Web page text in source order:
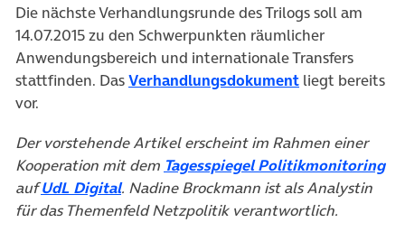
Die nächste Verhandlungsrunde des Trilogs soll am
14.07.2015 zu den Schwerpunkten räumlicher
Anwendungsbereich und internationale Transfers
stattfinden. DasVerhandlungsdokument(öffnet in
liegt bereits
vor.
Der vorstehende Artikel erscheint im Rahmen einer
Kooperation mit dem Tagesspiegel Politikmonitoring
aufUdL Digital(öffnet in neuem Tab)
. Nadine Brockmann ist als Analystin
für das Themenfeld Netzpolitik verantwortlich.